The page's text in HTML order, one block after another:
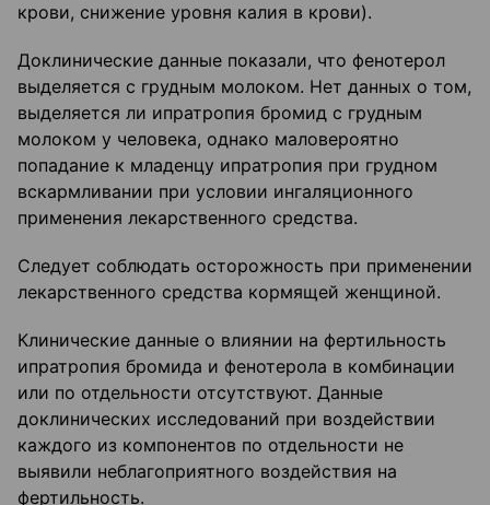
крови, снижение уровня калия в крови).
Доклинические данные показали, что фенотерол
выделяется с грудным молоком. Нет данных о том,
выделяется ли ипратропия бромид с грудным
молоком у человека, однако маловероятно
попадание к младенцу ипратропия при грудном
вскармливании при условии ингаляционного
применения лекарственного средства.
Следует соблюдать осторожность при применении
лекарственного средства кормящей женщиной.
Клинические данные о влиянии на фертильность
ипратропия бромида и фенотерола в комбинации
или по отдельности отсутствуют. Данные
доклинических исследований при воздействии
каждого из компонентов по отдельности не
выявили неблагоприятного воздействия на
фертильность.